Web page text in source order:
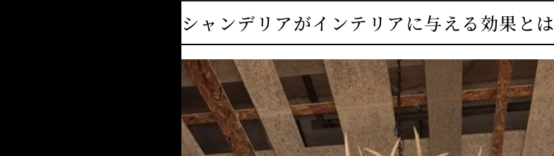
シャンデリアがインテリアに与える効果とは